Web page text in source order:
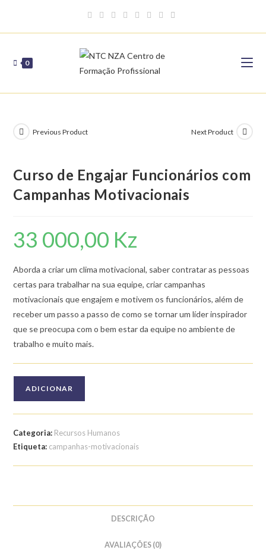
content
0
Previous Product Next Product
Curso de Engajar Funcionários com
Campanhas Motivacionais
33 000,00 Kz
Aborda a criar um clima motivacional, saber contratar as pessoas
certas para trabalhar na sua equipe, criar campanhas
motivacionais que engajem e motivem os funcionários, além de
receber um passo a passo de como se tornar um líder inspirador
que se preocupa com o bem estar da equipe no ambiente de
trabalho e muito mais.
Curso
Engajar
ADICIONAR
Categoria: Recursos Humanos
Etiqueta: campanhas-motivacionais
DESCRIÇÃO
AVALIAÇÕES (0)